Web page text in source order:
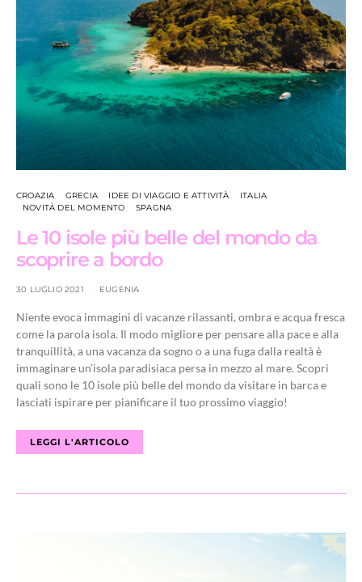
CROAZIA GRECIA IDEE DI VIAGGIO E ATTIVITÀ
ITALIA
NOVITÀ DEL MOMENTO
SPAGNA
Le 10 isole più belle del mondo da
scoprire a bordo
30 LUGLIO 2021 EUGENIA
Niente evoca immagini di vacanze rilassanti, ombra e acqua fresca
come la parola isola. Il modo migliore per pensare alla pace e alla
tranquillità, a una vacanza da sogno o a una fuga dalla realtà è
immaginare un’isola paradisiaca persa in mezzo al mare. Scopri
quali sono le 10 isole più belle del mondo da visitare in barca e
lasciati ispirare per pianificare il tuo prossimo viaggio!
LEGGI L'ARTICOLO